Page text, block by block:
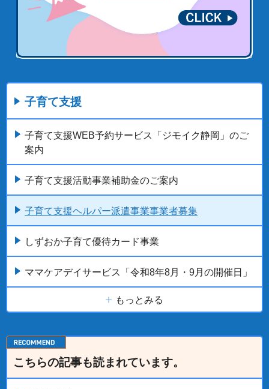
子育て支援
子育て支援WEB予約サービス「ジモイク静岡」のご
案内
子育て支援活動事業補助金のご案内
子育て支援ヘルパー派遣事業事業者募集
しずおか子育て優待カード事業
ママケアデイサービス「令和8年8月・9月の開催日」
もっとみる
こちらの記事も読まれています。